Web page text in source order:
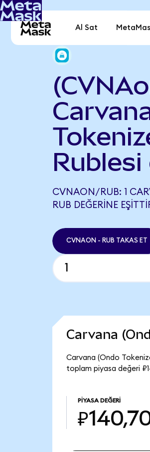
Al Sat
CVNAON/RUB: 1
RUB DEĞERINE
CVNAON - RUB TAKAS ET
Carvana
Carvana (Ondo
toplam piyasa değeri
PIYASA DEĞERI